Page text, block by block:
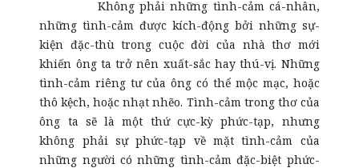
Không phải những tình-cảm cá-nhân,
những tình-cảm được kích-động bởi những sự-
kiện đặc-thù trong cuộc đời của nhà thơ mới
khiến ông ta trở nên xuất-sắc hay thú-vị. Những
tình-cảm riêng tư của ông có thể mộc mạc, hoặc
thô kệch, hoặc nhạt nhẽo. Tình-cảm trong thơ của
ông ta sẽ là một thứ cực-kỳ phức-tạp, nhưng
không phải sự phức-tạp về mặt tình-cảm của
những người có những tình-cảm đặc-biệt phức-